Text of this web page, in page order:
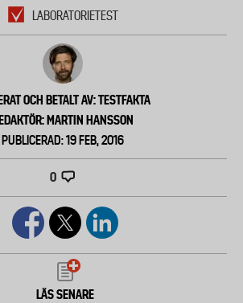
LABORATORIETEST
OCH BETALT AV: TESTFAKTA
MARTIN HANSSON
PUBLICERAD: 19 FEB, 2016
0
LÄS SENARE